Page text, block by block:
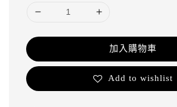
加入購物車
Add to wishlist